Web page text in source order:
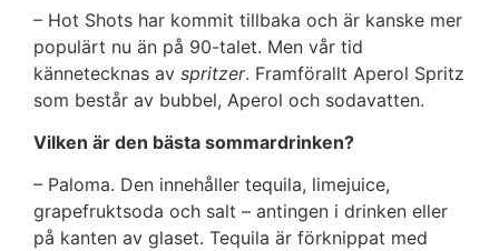
– Hot Shots har kommit tillbaka och är kanske mer
populärt nu än på 90-talet. Men vår tid
kännetecknas av spritzer. Framförallt Aperol Spritz
som består av bubbel, Aperol och sodavatten.
Vilken är den bästa sommardrinken?
– Paloma. Den innehåller tequila, limejuice,
grapefruktsoda och salt – antingen i drinken eller
på kanten av glaset. Tequila är förknippat med